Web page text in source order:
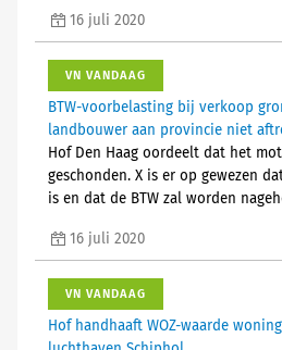
16 juli 2020
VN VANDAAG
BTW-voorbelasting bij verkoop
landbouwer aan provincie niet
Hof Den Haag oordeelt dat het
geschonden. X is er op gewezen
is en dat de BTW zal worden
16 juli 2020
VN VANDAAG
Hof handhaaft WOZ-waarde